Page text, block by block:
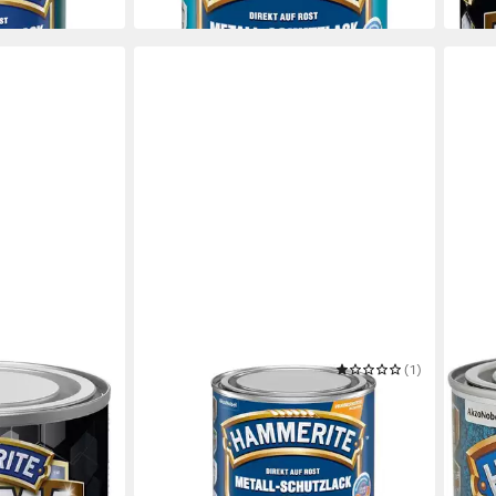
in 2-
glänzend
HAMMERITE
Metallschutzlack silber glänzend /
(1)
(35,79 €/ 1 l)
in 2-3 Werktagen bei dir
in 2-3